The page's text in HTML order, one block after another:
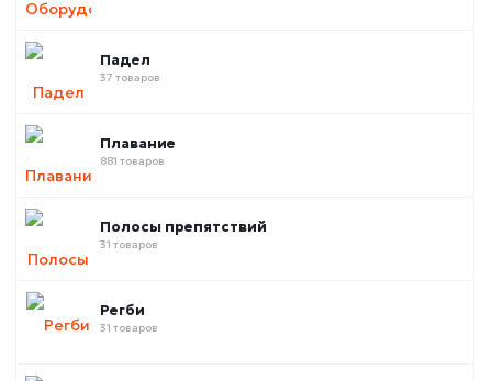
Падел
37 товаров
Плавание
881 товаров
Полосы препятствий
31 товаров
Регби
31 товаров